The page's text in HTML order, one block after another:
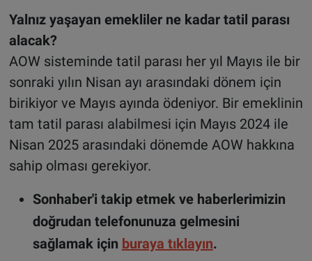
Yalnız yaşayan emekliler ne kadar tatil parası
alacak?
AOW sisteminde tatil parası her yıl Mayıs ile bir
sonraki yılın Nisan ayı arasındaki dönem için
birikiyor ve Mayıs ayında ödeniyor. Bir emeklinin
tam tatil parası alabilmesi için Mayıs 2024 ile
Nisan 2025 arasındaki dönemde AOW hakkına
sahip olması gerekiyor.
Sonhaber'i takip etmek ve haberlerimizin
doğrudan telefonunuza gelmesini
sağlamak için buraya tıklayın.